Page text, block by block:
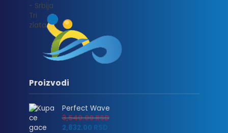
Proizvodi
Perfect Wave
3,540.00RSD
2,832.00 RSD